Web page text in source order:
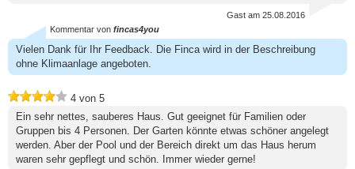
Gast am 25.08.2016
Kommentar von fincas4you
Vielen Dank für Ihr Feedback. Die Finca wird in der Beschreibung
ohne Klimaanlage angeboten.
4 von 5
Ein sehr nettes, sauberes Haus. Gut geeignet für Familien oder
Gruppen bis 4 Personen. Der Garten könnte etwas schöner angelegt
werden. Aber der Pool und der Bereich direkt um das Haus herum
waren sehr gepflegt und schön. Immer wieder gerne!